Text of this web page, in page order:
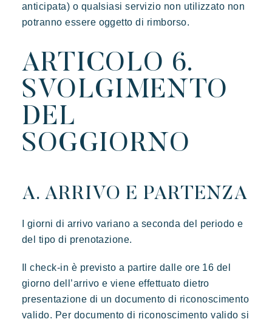
anticipata) o qualsiasi servizio non utilizzato non
potranno essere oggetto di rimborso.
ARTICOLO 6.
SVOLGIMENTO
DEL
SOGGIORNO
A. ARRIVO E PARTENZA
I giorni di arrivo variano a seconda del periodo e
del tipo di prenotazione.
Il check-in è previsto a partire dalle ore 16 del
giorno dell’arrivo e viene effettuato dietro
presentazione di un documento di riconoscimento
valido. Per documento di riconoscimento valido si